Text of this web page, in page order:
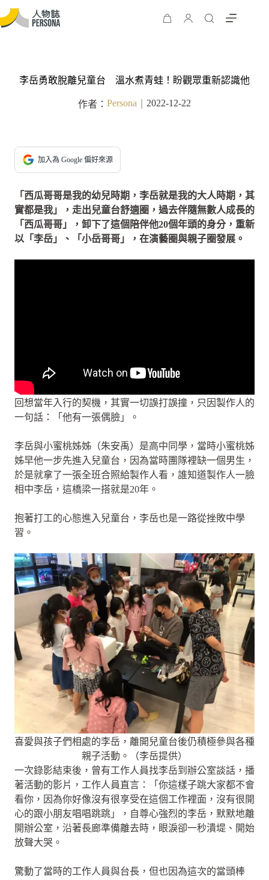
李岳勇敢脫離兒童台 溫水煮青蛙！盼觀眾重新認識他
作者： Persona 2022-12-22
加入為 Google 偏好來源
「西瓜哥哥是我的幼兒時期，李岳就是我的大人時期，其
實都是我」，走出兒童台舒適圈，過去伴隨無數人成長的
「西瓜哥哥」，卸下了這個陪伴他20個年頭的身分，重新
以「李岳」、「小岳哥哥」，在演藝圈與親子圈發展。
回想當年入行的契機，其實一切誤打誤撞，只因製作人的
一句話：「他有一張偶臉」。
李岳與小蜜桃姊姊（朱安禹）是高中同學，當時小蜜桃姊
姊早他一步先進入兒童台，因為當時團隊裡缺一個男生，
於是就拿了一張全班合照給製作人看，誰知道製作人一臉
相中李岳，這橋梁一搭就是20年。
抱著打工的心態進入兒童台，李岳也是一路從挫敗中學
習。
喜愛與孩子們相處的李岳，離開兒童台後仍積極參與各種
親子活動。（李岳提供）
一次錄影結束後，曾有工作人員找李岳到辦公室談話，播
著活動的影片，工作人員直言：「你這樣子跳大家都不會
看你，因為你好像沒有很享受在這個工作裡面，沒有很開
心的跟小朋友唱唱跳跳」，自尊心強烈的李岳，默默地離
開辦公室，沿著長廊準備離去時，眼淚卻一秒潰堤、開始
放聲大哭。
驚動了當時的工作人員與台長，但也因為這次的當頭棒